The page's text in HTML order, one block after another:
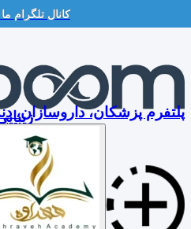
کانال تلگرام
Skip
content
پلتفرم پزشکان، داروسازان،